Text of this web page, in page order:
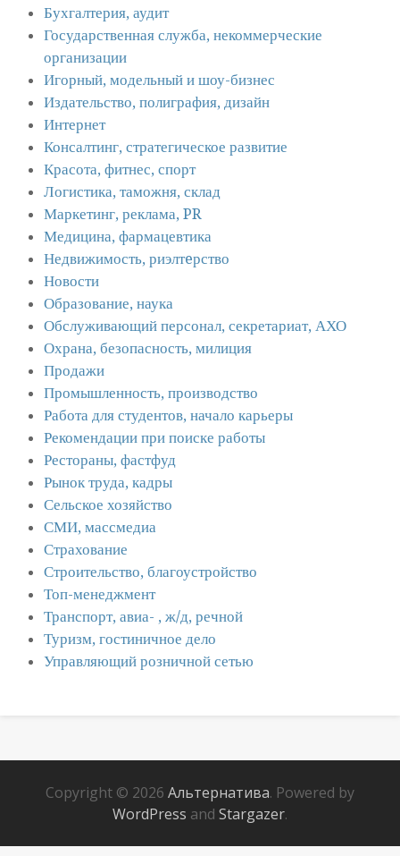
Бухгалтерия, аудит
Государственная служба, некоммерческие
организации
Игорный, модельный и шоу-бизнес
Издательство, полиграфия, дизайн
Интернет
Консалтинг, стратегическое развитие
Красота, фитнес, спорт
Логистика, таможня, склад
Маркетинг, реклама, PR
Медицина, фармацевтика
Недвижимость, риэлтeрство
Новости
Образование, наука
Обслуживающий персонал, секретариат, АХО
Охрана, безопасность, милиция
Продажи
Промышленность, производство
Работа для студентов, начало карьеры
Рекомендации при поиске работы
Рестораны, фастфуд
Рынок труда, кадры
Сельское хозяйство
СМИ, массмедиа
Страхование
Строительство, благоустройство
Топ-менеджмент
Транспорт, авиа- , ж/д, речной
Туризм, гостиничное дело
Управляющий розничной сетью
Copyright © 2026 Альтернатива. Powered by
WordPress and Stargazer.